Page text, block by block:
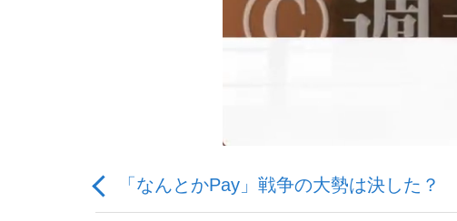
「なんとかPay」戦争の大勢は決した